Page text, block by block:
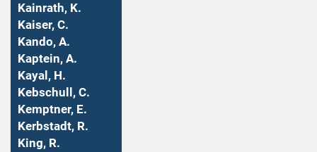
Kainrath, K.
Kaiser, C.
Kando, A.
Kaptein, A.
Kayal, H.
Kebschull, C.
Kemptner, E.
Kerbstadt, R.
King, R.